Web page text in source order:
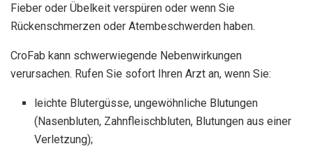
Fieber oder Übelkeit verspüren oder wenn Sie
Rückenschmerzen oder Atembeschwerden haben.
CroFab kann schwerwiegende Nebenwirkungen
verursachen. Rufen Sie sofort Ihren Arzt an, wenn Sie:
leichte Blutergüsse, ungewöhnliche Blutungen
(Nasenbluten, Zahnfleischbluten, Blutungen aus einer
Verletzung);